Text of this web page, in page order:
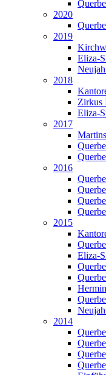
2020
2019
Eliza-
2018
Zirkus
Eliza-
2017
2016
2015
Eliza-
2014